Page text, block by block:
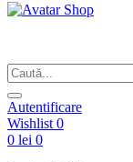
Autentificare
Wishlist 0
0 lei 0